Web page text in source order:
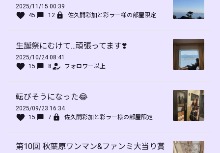
2025/11/15 00:39
45
12 佐久間彩加と彩ラー様の部屋限定
生誕祭にむけて…頑張ってます❣️
2025/10/24 08:41
15
8 フォロワー以上
転びそうになった😂
2025/09/23 16:34
15
7 佐久間彩加と彩ラー様の部屋限定
第10回 秋葉原ワンマン&ファンミ大当り賞